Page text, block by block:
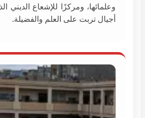
وعلمائها، ومركزًا للإشعاع الديني
أجيال تربت على العلم والفضيلة.